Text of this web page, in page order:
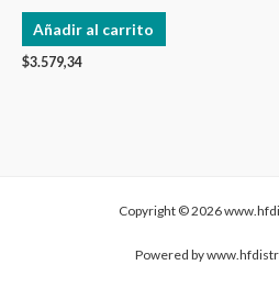
Añadir al carrito
$3.579,34
Copyright © 2026
Powered by